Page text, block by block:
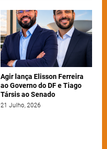
Agir lança Elisson Ferreira
ao Governo do DF e Tiago
Társis ao Senado
21 Julho, 2026